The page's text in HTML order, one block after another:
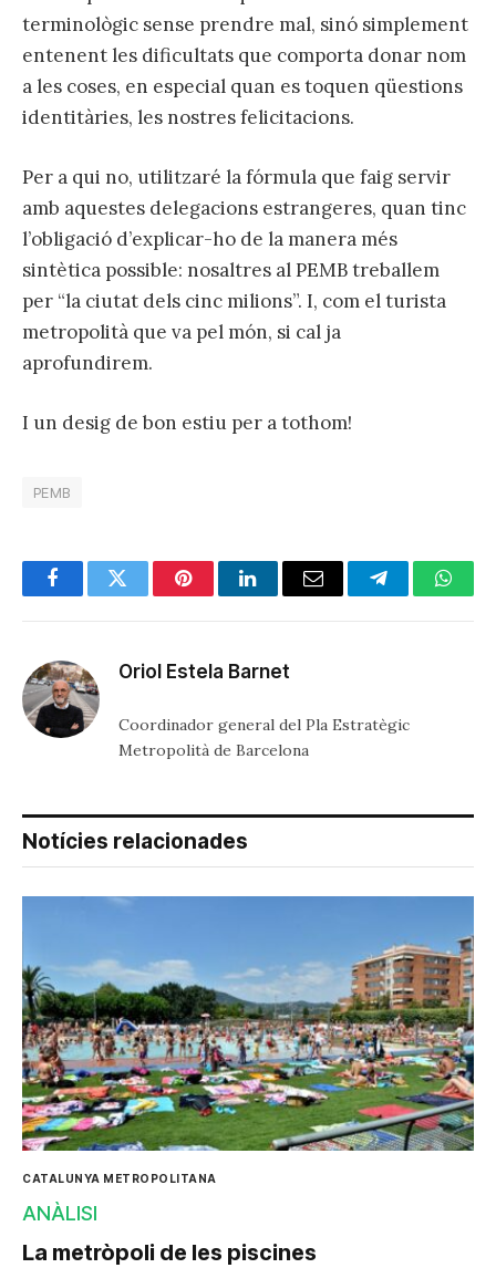
terminològic sense prendre mal, sinó simplement
entenent les dificultats que comporta donar nom
a les coses, en especial quan es toquen qüestions
identitàries, les nostres felicitacions.
Per a qui no, utilitzaré la fórmula que faig servir
amb aquestes delegacions estrangeres, quan tinc
l’obligació d’explicar-ho de la manera més
sintètica possible: nosaltres al PEMB treballem
per “la ciutat dels cinc milions”. I, com el turista
metropolità que va pel món, si cal ja
aprofundirem.
I un desig de bon estiu per a tothom!
PEMB
FacebookTwitter PinterestLinkedInEmail Telegram
Oriol Estela Barnet
Coordinador general del Pla Estratègic
Metropolità de Barcelona
Notícies relacionades
CATALUNYA METROPOLITANA
ANÀLISI
La metròpoli de les piscines